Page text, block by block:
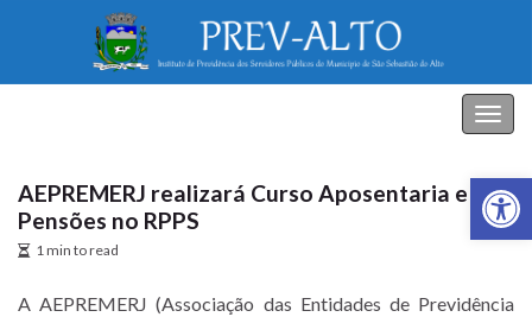
Abrir
AEPREMERJ realizará Curso Aposentaria e
Pensões no RPPS
1 min to read
A AEPREMERJ (Associação das Entidades de Previdência